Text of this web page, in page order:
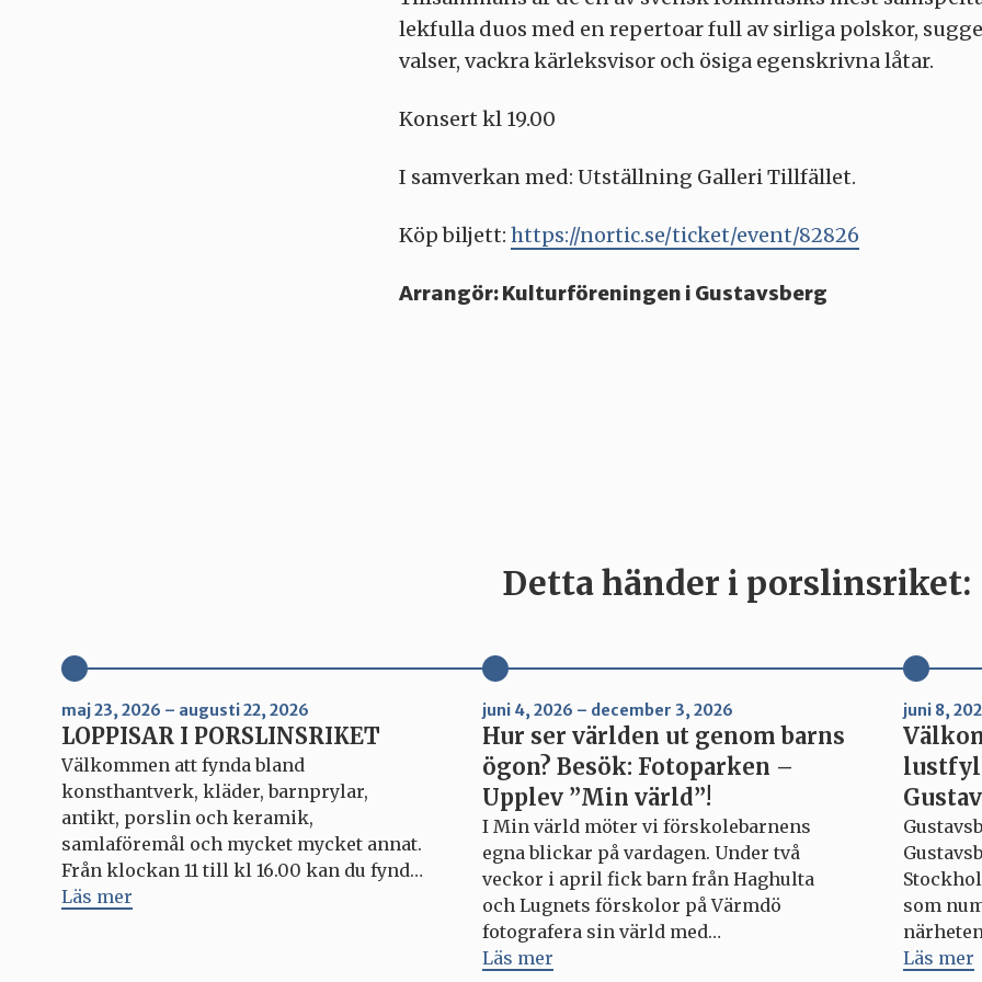
lekfulla duos med en repertoar full av sirliga polskor,
valser, vackra kärleksvisor och ösiga egenskrivna låtar.
Konsert kl 19.00
I samverkan med: Utställning Galleri Tillfället.
Köp biljett: https://nortic.se/ticket/event/82826
Arrangör: Kulturföreningen i Gustavsberg
Detta händer i porslinsriket:
maj 23, 2026 – augusti 22, 2026
LOPPISAR I PORSLINSRIKET
Välkommen att fynda bland
konsthantverk, kläder, barnprylar,
antikt, porslin och keramik,
samlaföremål och mycket mycket annat.
Från klockan 11 till kl 16.00 kan du fynda
unika saker – och kanske göra ett bra
Läs mer
juni 4, 2026 – december 3, 2026
Hur ser världen ut genom barns
ögon? Besök: Fotoparken –
Upplev ”Min värld”!
I Min värld möter vi förskolebarnens
egna blickar på vardagen. Under två
veckor i april fick barn från Haghulta
och Lugnets förskolor på Värmdö
fotografera sin värld med
engångskameror. Resultatet är bilder
Läs mer
juni 8,
som
Läs mer